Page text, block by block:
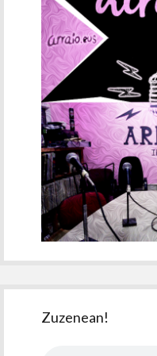
Zuzenean!